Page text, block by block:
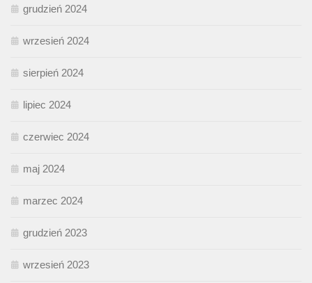
grudzień 2024
wrzesień 2024
sierpień 2024
lipiec 2024
czerwiec 2024
maj 2024
marzec 2024
grudzień 2023
wrzesień 2023